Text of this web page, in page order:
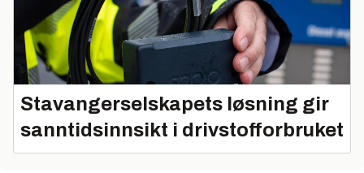
Stavangerselskapets løsning gir
sanntidsinnsikt i drivstofforbruket